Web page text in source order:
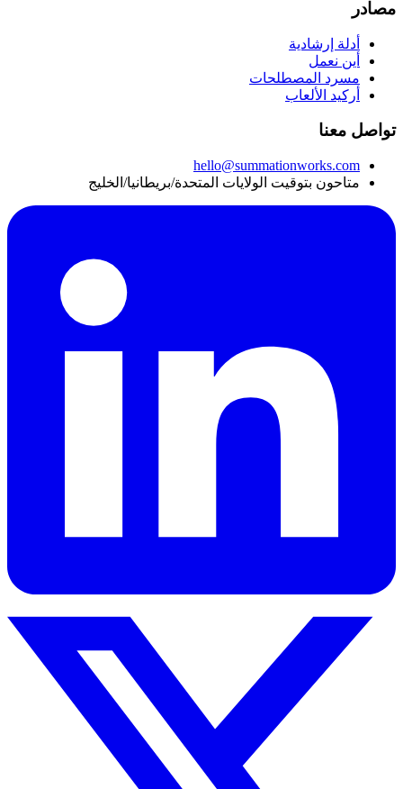
مصادر
أدلة إرشادية
أين نعمل
مسرد المصطلحات
أركيد الألعاب
تواصل معنا
hello@summationworks.com
متاحون بتوقيت الولايات المتحدة/بريطانيا/الخليج